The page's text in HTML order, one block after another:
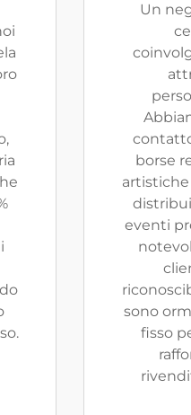
Un
borse
eventi
sono
fisso